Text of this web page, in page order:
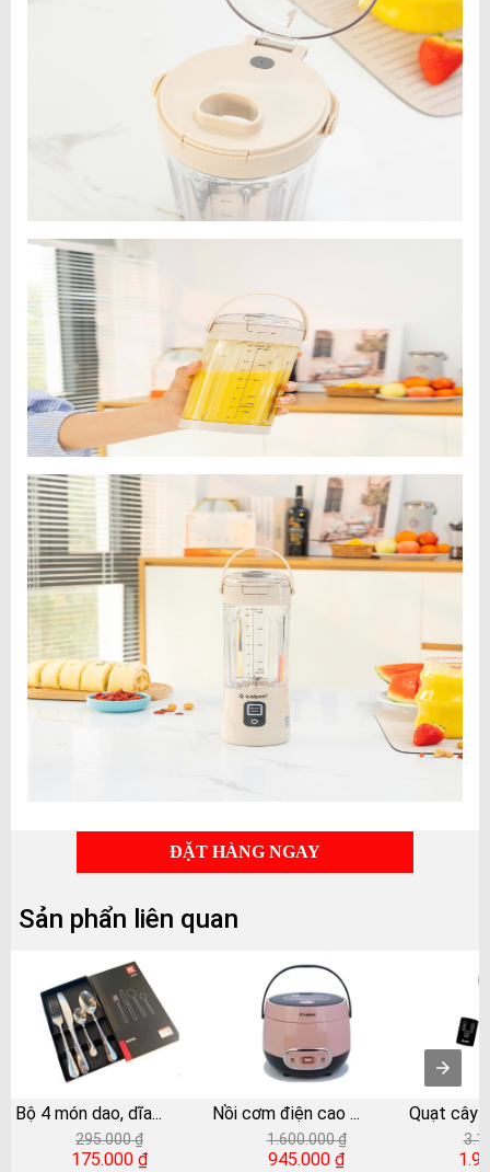
ĐẶT HÀNG NGAY
Sản phẩn liên quan
Bộ 4 món dao, dĩa...
295.000 ₫
175.000 ₫
Nồi cơm điện cao ...
1.600.000 ₫
945.000 ₫
Quạt cây